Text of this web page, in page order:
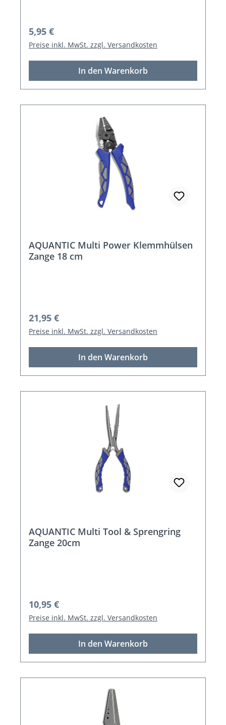
Regulärer Preis:
5,95 €
Preise inkl. MwSt. zzgl. Versandkosten
In den Warenkorb
AQUANTIC Multi Power Klemmhülsen
Zange 18 cm
Regulärer Preis:
21,95 €
Preise inkl. MwSt. zzgl. Versandkosten
In den Warenkorb
AQUANTIC Multi Tool & Sprengring
Zange 20cm
Regulärer Preis:
10,95 €
Preise inkl. MwSt. zzgl. Versandkosten
In den Warenkorb